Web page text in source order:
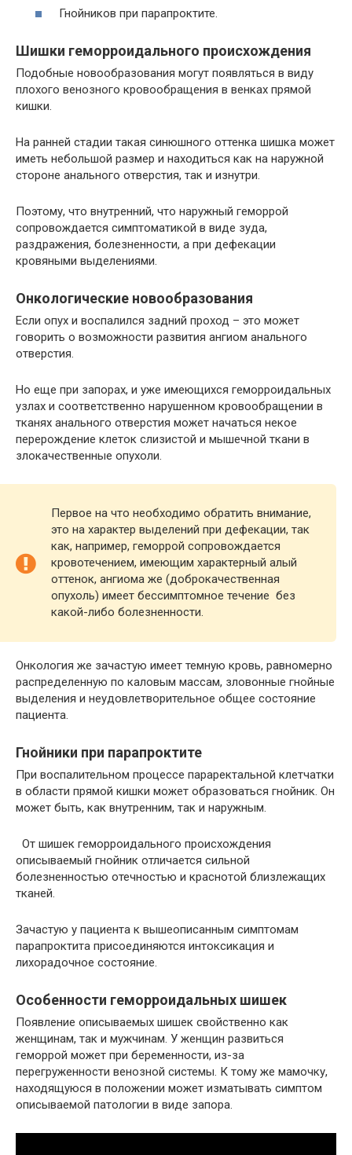
Гнойников при парапроктите.
Шишки геморроидального происхождения
Подобные новообразования могут появляться в виду
плохого венозного кровообращения в венках прямой
кишки.
На ранней стадии такая синюшного оттенка шишка может
иметь небольшой размер и находиться как на наружной
стороне анального отверстия, так и изнутри.
Поэтому, что внутренний, что наружный геморрой
сопровождается симптоматикой в виде зуда,
раздражения, болезненности, а при дефекации
кровяными выделениями.
Онкологические новообразования
Если опух и воспалился задний проход – это может
говорить о возможности развития ангиом анального
отверстия.
Но еще при запорах, и уже имеющихся геморроидальных
узлах и соответственно нарушенном кровообращении в
тканях анального отверстия может начаться некое
перерождение клеток слизистой и мышечной ткани в
злокачественные опухоли.
Первое на что необходимо обратить внимание,
это на характер выделений при дефекации, так
как, например, геморрой сопровождается
кровотечением, имеющим характерный алый
оттенок, ангиома же (доброкачественная
опухоль) имеет бессимптомное течение без
какой-либо болезненности.
Онкология же зачастую имеет темную кровь, равномерно
распределенную по каловым массам, зловонные гнойные
выделения и неудовлетворительное общее состояние
пациента.
Гнойники при парапроктите
При воспалительном процессе параректальной клетчатки
в области прямой кишки может образоваться гнойник. Он
может быть, как внутренним, так и наружным.
От шишек геморроидального происхождения
описываемый гнойник отличается сильной
болезненностью отечностью и краснотой близлежащих
тканей.
Зачастую у пациента к вышеописанным симптомам
парапроктита присоединяются интоксикация и
лихорадочное состояние.
Особенности геморроидальных шишек
Появление описываемых шишек свойственно как
женщинам, так и мужчинам. У женщин развиться
геморрой может при беременности, из-за
перегруженности венозной системы. К тому же мамочку,
находящуюся в положении может изматывать симптом
описываемой патологии в виде запора.